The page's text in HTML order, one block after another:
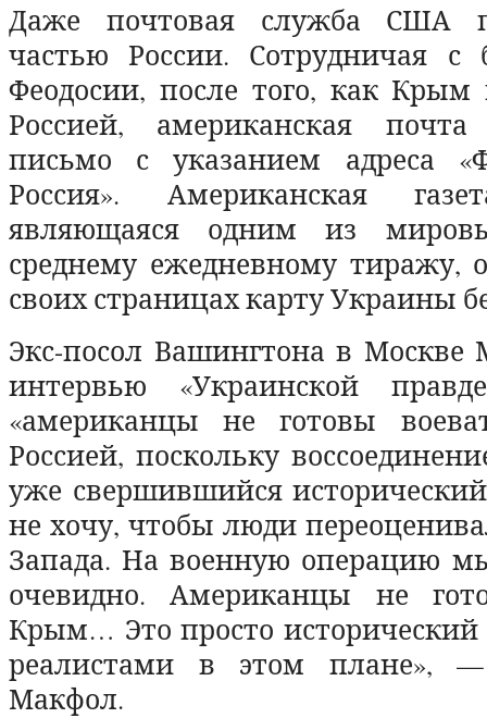
Даже почтовая служба США
частью России. Сотрудничая с
Феодосии, после того, как Крым
Россией, американская
письмо с указанием адреса
Россия». Американская
являющаяся одним из
среднему ежедневному тиражу,
своих страницах карту Украины
Экс-посол Вашингтона в
интервью «Украинской
«американцы не готовы
Россией, поскольку
уже свершившийся
не хочу, чтобы люди
Запада. На военную операцию
очевидно. Американцы не
Крым… Это просто
реалистами в этом плане»,
Макфол.